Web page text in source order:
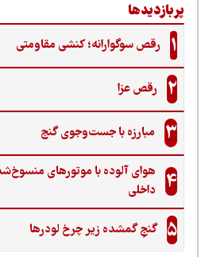
رقص سوگوارانه؛ کنشی مقاومتی
رقص عزا
مبارزه با جست‌وجوی گنج‌
هوای آلوده با موتورهای منسوخ‌شده و
داخلی
گنجِ گمشده زیر چرخ لودرها